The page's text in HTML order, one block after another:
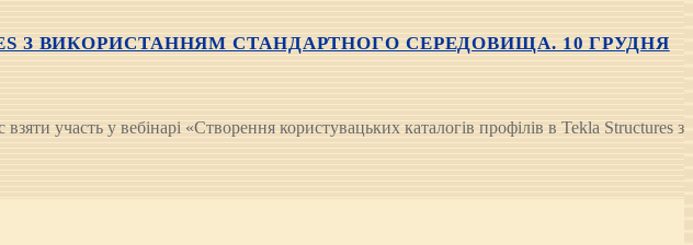
З ВИКОРИСТАННЯМ СТАНДАРТНОГО СЕРЕДОВИЩА. 10 ГРУДНЯ
у вебінарі «Створення користувацьких каталогів профілів в Tekla Structures з